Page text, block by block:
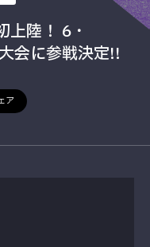
上陸！ 6・
会に参戦決定!!
ア